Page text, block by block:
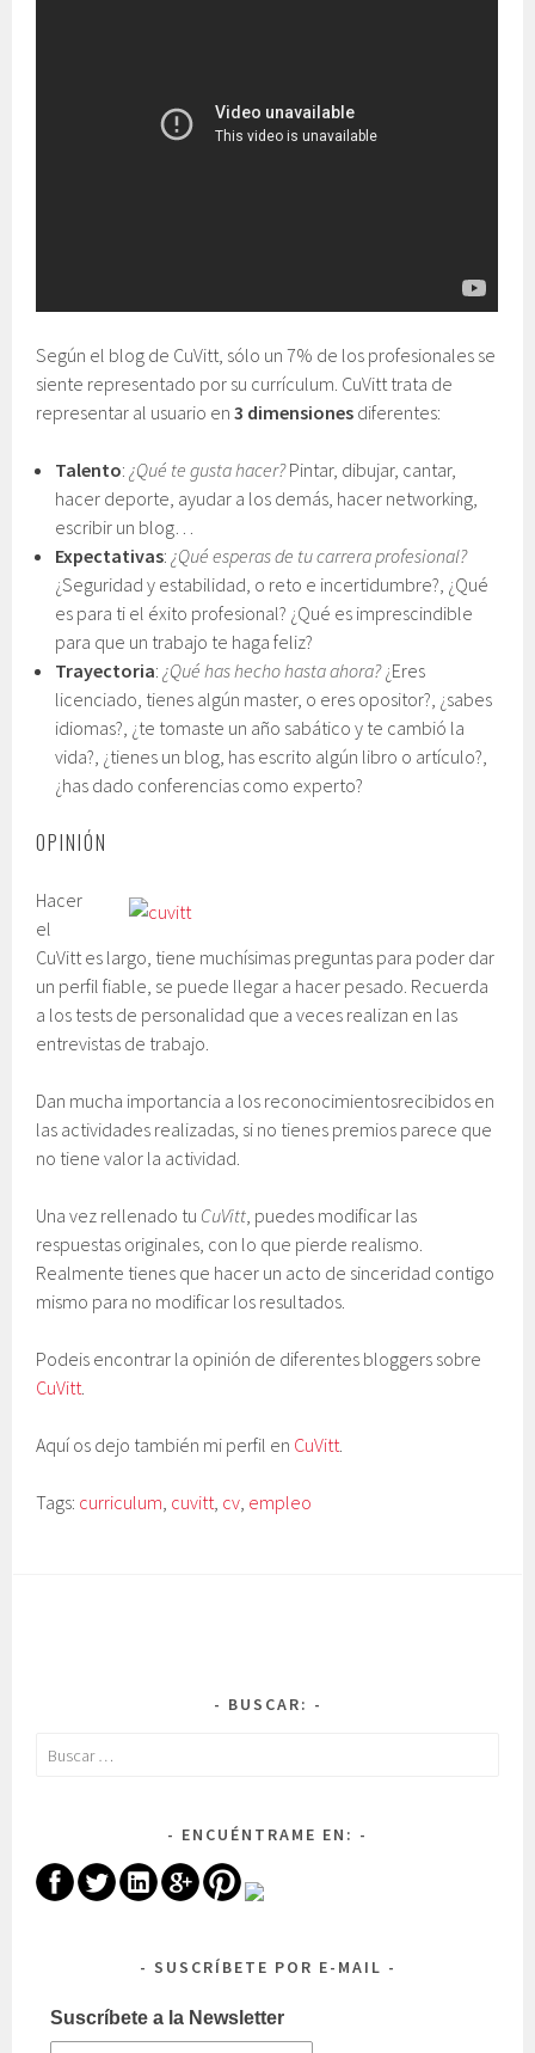
Según el blog de CuVitt, sólo un 7% de los profesionales se
siente representado por su currículum. CuVitt trata de
representar al usuario en3 dimensiones diferentes:
Talento:¿Qué te gusta hacer?Pintar, dibujar, cantar,
hacer deporte, ayudar a los demás, hacer networking,
escribir un blog…
Expectativas:¿Qué esperas de tu carrera profesional?
¿Seguridad y estabilidad, o reto e incertidumbre?, ¿Qué
es para ti el éxito profesional? ¿Qué es imprescindible
para que un trabajo te haga feliz?
Trayectoria:¿Qué has hecho hasta ahora?¿Eres
licenciado, tienes algún master, o eres opositor?, ¿sabes
idiomas?, ¿te tomaste un año sabático y te cambió la
vida?, ¿tienes un blog, has escrito algún libro o artículo?,
¿has dado conferencias como experto?
OPINIÓN
Hacer
el
CuVitt es largo, tiene muchísimas preguntas para poder dar
un perfil fiable, se puede llegar a hacer pesado. Recuerda
a los tests de personalidad que a veces realizan en las
entrevistas de trabajo.
Dan mucha importancia a los reconocimientosrecibidos en
las actividades realizadas, si no tienes premios parece que
no tiene valor la actividad.
Una vez rellenado tu CuVitt, puedes modificar las
respuestas originales, con lo que pierde realismo.
Realmente tienes que hacer un acto de sinceridad contigo
mismo para no modificar los resultados.
Podeis encontrar la opinión de diferentes bloggers sobre
CuVitt.
Aquí os dejo también mi perfil en CuVitt.
Tags: curriculum, cuvitt, cv, empleo
BUSCAR:
Buscar:
ENCUÉNTRAME EN:
SUSCRÍBETE POR E-MAIL
Suscríbete a la Newsletter